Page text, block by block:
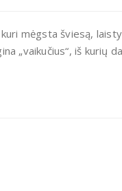
mėgsta šviesą,
„vaikučius“, iš kurių